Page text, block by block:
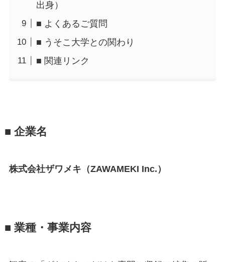
出身）
■ よくあるご質問
■ うそこ大学との関わり
■ 関連リンク
■ 企業名
株式会社ザワメキ（ZAWAMEKI Inc.）
■ 業種・事業内容